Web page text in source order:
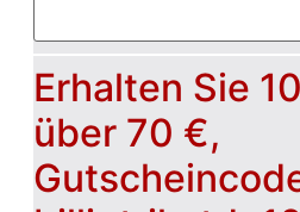
Erhalten Sie
über 70 €,